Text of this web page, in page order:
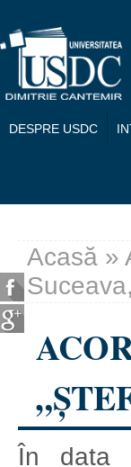
DESPRE USDC
Eşti aici
Acasă »
În data